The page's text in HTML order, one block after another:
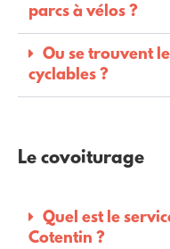
parcs à vélos ?
Ou se trouvent
cyclables ?
Le covoiturage
Quel est le
Cotentin ?